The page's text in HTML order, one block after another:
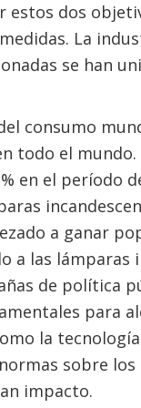
estos dos
La
se han
consumo
todo el mundo.
en el período
a ganar
a las lámparas
de política
para
la
sobre
impacto.